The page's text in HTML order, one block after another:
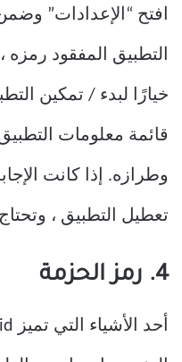
افتح “الإعدادات”
التطبيق المفقود رمزه
خيارًا لبدء / تمكين
قائمة معلومات
وطرازه. إذا كانت
تعطيل التطبيق ،
4. رمز الحزمة